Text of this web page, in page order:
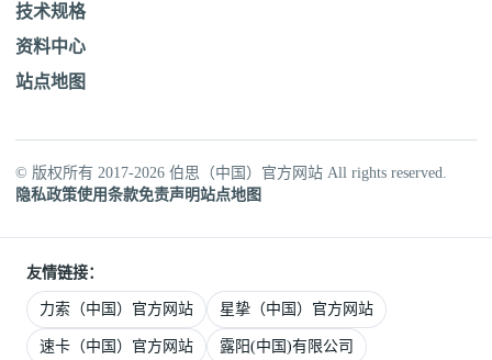
技术规格
资料中心
站点地图
© 版权所有 2017-2026 伯思（中国）官方网站 All rights reserved.
隐私政策使用条款免责声明站点地图
友情链接：
力索（中国）官方网站 星挚（中国）官方网站
速卡（中国）官方网站 露阳(中国)有限公司